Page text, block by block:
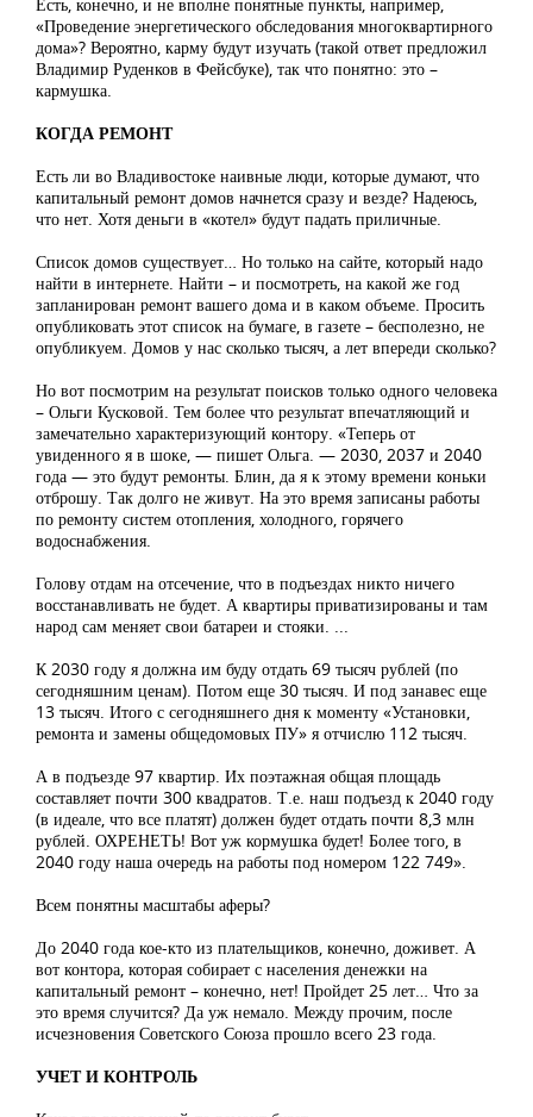
«Проведение энергетического обследования многоквартирного
дома»? Вероятно, карму будут изучать (такой ответ предложил
Владимир Руденков в Фейсбуке), так что понятно: это –
кармушка.
КОГДА РЕМОНТ
Есть ли во Владивостоке наивные люди, которые думают, что
капитальный ремонт домов начнется сразу и везде? Надеюсь,
что нет. Хотя деньги в «котел» будут падать приличные.
Список домов существует… Но только на сайте, который надо
найти в интернете. Найти – и посмотреть, на какой же год
запланирован ремонт вашего дома и в каком объеме. Просить
опубликовать этот список на бумаге, в газете – бесполезно, не
опубликуем. Домов у нас сколько тысяч, а лет впереди сколько?
Но вот посмотрим на результат поисков только одного человека
– Ольги Кусковой. Тем более что результат впечатляющий и
замечательно характеризующий контору. «Теперь от
увиденного я в шоке, — пишет Ольга. — 2030, 2037 и 2040
года — это будут ремонты. Блин, да я к этому времени коньки
отброшу. Так долго не живут. На это время записаны работы
по ремонту систем отопления, холодного, горячего
водоснабжения.
Голову отдам на отсечение, что в подъездах никто ничего
восстанавливать не будет. А квартиры приватизированы и там
народ сам меняет свои батареи и стояки. ...
К 2030 году я должна им буду отдать 69 тысяч рублей (по
сегодняшним ценам). Потом еще 30 тысяч. И под занавес еще
13 тысяч. Итого с сегодняшнего дня к моменту «Установки,
ремонта и замены общедомовых ПУ» я отчислю 112 тысяч.
А в подъезде 97 квартир. Их поэтажная общая площадь
составляет почти 300 квадратов. Т.е. наш подъезд к 2040 году
(в идеале, что все платят) должен будет отдать почти 8,3 млн
рублей. ОХРЕНЕТЬ! Вот уж кормушка будет! Более того, в
2040 году наша очередь на работы под номером 122 749».
Всем понятны масштабы аферы?
До 2040 года кое-кто из плательщиков, конечно, доживет. А
вот контора, которая собирает с населения денежки на
капитальный ремонт – конечно, нет! Пройдет 25 лет… Что за
это время случится? Да уж немало. Между прочим, после
исчезновения Советского Союза прошло всего 23 года.
УЧЕТ И КОНТРОЛЬ